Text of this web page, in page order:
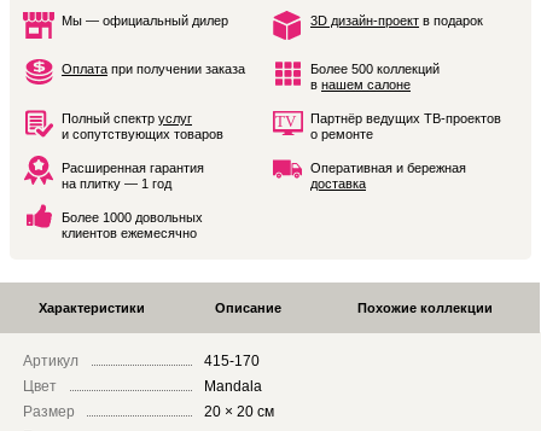
Мы — официальный дилер 3D дизайн-проект в подарок
Оплата при получении заказа
Более 500 коллекций
в нашем салоне
Полный спектр услуг
и сопутствующих товаров
Партнёр ведущих ТВ-проектов
о ремонте
Расширенная гарантия
на плитку — 1 год
Оперативная и бережная
доставка
Более 1000 довольных
клиентов ежемесячно
Характеристики Описание Похожие коллекции
Артикул
415-170
Цвет
Mandala
Размер
20 × 20 см